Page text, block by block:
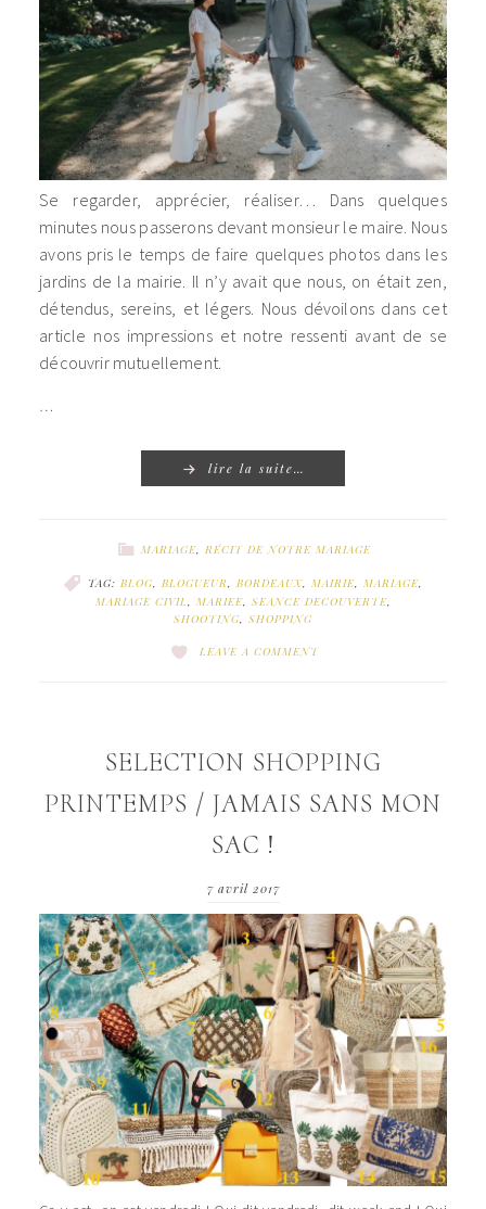
Se regarder, apprécier, réaliser… Dans quelques
minutes nous passerons devant monsieur le maire. Nous
avons pris le temps de faire quelques photos dans les
jardins de la mairie. Il n’y avait que nous, on était zen,
détendus, sereins, et légers. Nous dévoilons dans cet
article nos impressions et notre ressenti avant de se
découvrir mutuellement.
…
lire la suite…
MARIAGE, RÉCIT DE NOTRE MARIAGE
TAG: BLOG, BLOGUEUR, BORDEAUX, MAIRIE, MARIAGE,
MARIAGE CIVIL, MARIEE, SEANCE DECOUVERTE,
SHOOTING, SHOPPING
LEAVE A COMMENT
SELECTION SHOPPING
PRINTEMPS / JAMAIS SANS MON
SAC !
7 avril 2017